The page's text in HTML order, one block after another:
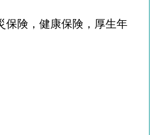
保険，健康保険，厚生年